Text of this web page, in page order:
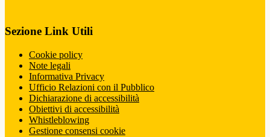
Sezione Link Utili
Cookie policy
Note legali
Informativa Privacy
Ufficio Relazioni con il Pubblico
Dichiarazione di accessibilità
Obiettivi di accessibilità
Whistleblowing
Gestione consensi cookie